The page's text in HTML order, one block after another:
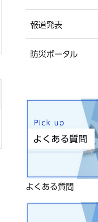
報道発表
防災ポータル
よくある質問